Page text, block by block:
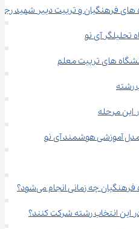
های فرهنگیان و تربیت دبیر شهید
تحلیلگر آی نو
های تربیت معلم
رشته
این مرحله
مدل آموزشی هوشمند آی نو
چه زمانی انجام می‌شود؟